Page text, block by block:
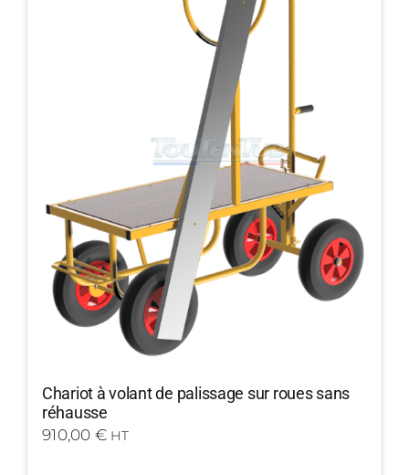
Chariot à volant de palissage sur roues sans
réhausse
910,00 € HT